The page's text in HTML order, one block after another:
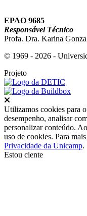
EPAO 9685
Responsável Técnico
Profa. Dra. Karina
© 1969 - 2026 -
Projeto
Utilizamos cookies para
desempenho, analisar
personalizar conteúdo.
uso de cookies. Para
Privacidade da Unicamp.
Estou ciente